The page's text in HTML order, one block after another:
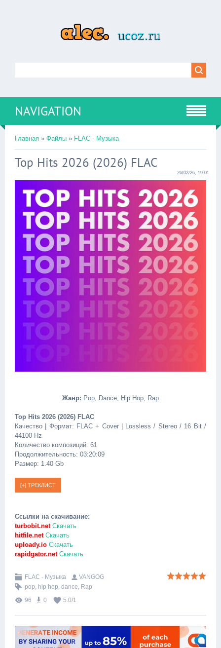
NAVIGATION
Главная » Файлы » FLAC - Музыка
Top Hits 2026 (2026) FLAC
26/02/26, 19:01
Жанр: Pop, Dance, Hip Hop, Rap
Top Hits 2026 (2026) FLAC
Качество | Формат: FLAC + Cover | Lossless / Stereo / 16 Bit /
44100 Hz
Количество композиций: 61
Продолжительность: 03:20:09
Размер: 1.40 Gb
Ссылки на скачивание:
turbobit.netСкачать
hitfile.netСкачать
uploady.io Скачать
rapidgator.netСкачать
FLAC - Музыка
VANGOG
pop, hip hop, dance, Rap
96
0 5.0/1